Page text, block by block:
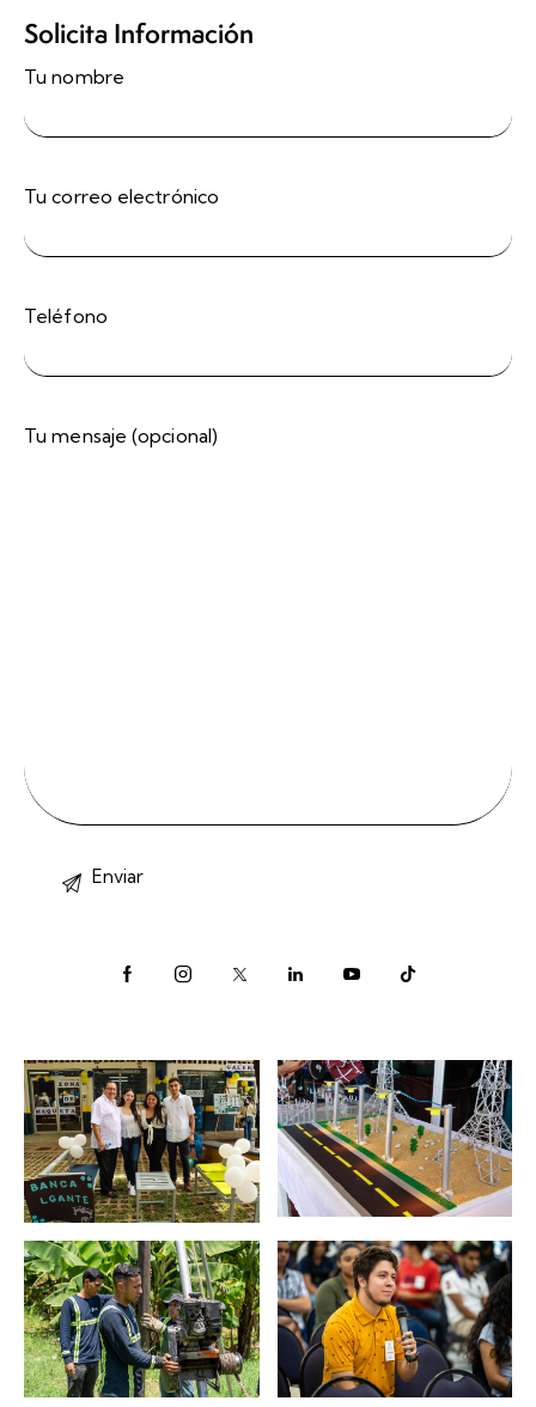
Solicita Información
Tu nombre
Tu correo electrónico
Teléfono
Tu mensaje (opcional)